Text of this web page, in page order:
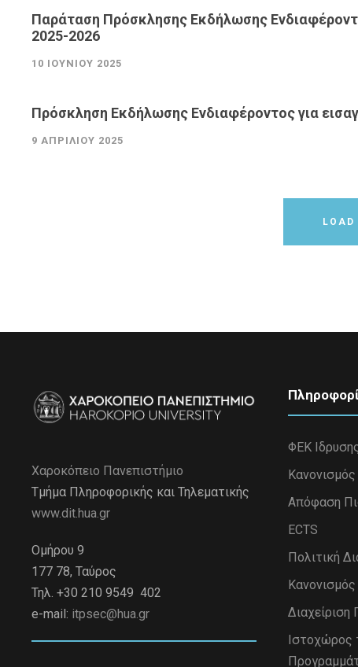
Παράταση Πρόσκλησης Εκδήλωσης
2025-2026
10 ΙΟΥΝΊΟΥ 2025
Πρόσκληση Εκδήλωσης Ενδιαφέροντος για
9 ΑΠΡΙΛΊΟΥ 2025
LOAD
Χαροκόπειο Πανεπιστήμιο
Τμήμα Πληροφορικής και Τηλεματικής
www.dit.hua.gr
Ομήρου 9
177 78, Ταύρος
Τηλ. +30 210 9549 402
e-mail: itpsec@hua.gr
ΦΕΚ
Απόφαση
ECTS
Πολιτική
Iστοχώρος